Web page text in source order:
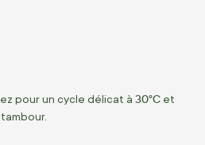
pour un cycle délicat à 30°C et